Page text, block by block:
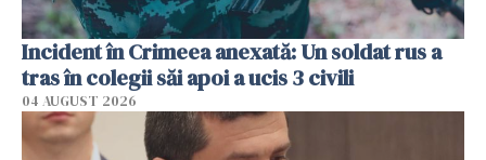
Incident în Crimeea anexată: Un soldat rus a
tras în colegii săi apoi a ucis 3 civili
04 AUGUST 2026